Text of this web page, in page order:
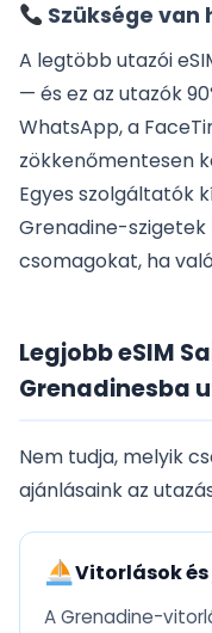
Szüksége
A legtöbb utazói
— és ez az utazók
WhatsApp, a
zökkenőmentesen
Egyes szolgáltatók
Grenadine-
csomagokat, ha
Legjobb eSIM
Grenadinesba
Nem tudja, melyik
ajánlásaink az
Vitorlások
A Grenadine-